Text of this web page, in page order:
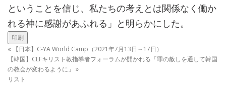
ということを信じ、私たちの考えとは関係なく働か
れる神に感謝があふれる」と明らかにした。
印刷
«
【日本】C-YA World Camp（2021年7月13日～17日）
【韓国】CLFキリスト教指導者フォーラムが開かれる「罪の赦しを通して韓国
の教会が変わるように」 »
リスト